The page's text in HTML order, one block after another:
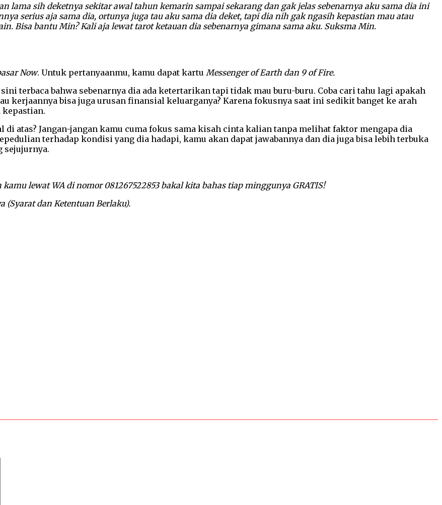
lama sih deketnya sekitar awal tahun kemarin sampai sekarang dan gak jelas sebenarnya aku sama dia ini
serius aja sama dia, ortunya juga tau aku sama dia deket, tapi dia nih gak ngasih kepastian mau atau
Bisa bantu Min? Kali aja lewat tarot ketauan dia sebenarnya gimana sama aku. Suksma Min.
Now. Untuk pertanyaanmu, kamu dapat kartu Messenger of Earth dan 9 of Fire.
terbaca bahwa sebenarnya dia ada ketertarikan tapi tidak mau buru-buru. Coba cari tahu lagi apakah
kerjaannya bisa juga urusan finansial keluarganya? Karena fokusnya saat ini sedikit banget ke arah
kepastian.
atas? Jangan-jangan kamu cuma fokus sama kisah cinta kalian tanpa melihat faktor mengapa dia
terhadap kondisi yang dia hadapi, kamu akan dapat jawabannya dan dia juga bisa lebih terbuka
sejujurnya.
lewat WA di nomor 081267522853 bakal kita bahas tiap minggunya GRATIS!
(Syarat dan Ketentuan Berlaku).